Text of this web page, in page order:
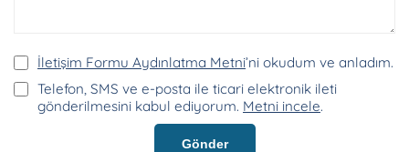
İletişim Formu Aydınlatma Metni’ni okudum ve anladım.
Telefon, SMS ve e-posta ile ticari elektronik ileti
gönderilmesini kabul ediyorum. Metni incele.
Gönder